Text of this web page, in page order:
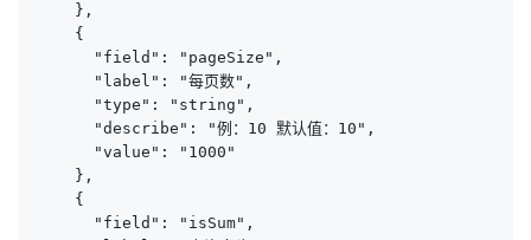
    },
    {
      "field": "pageSize",
      "label": "每页数",
      "type": "string",
      "describe": "例：10 默认值：10",
      "value": "1000"
    },
    {
      "field": "isSum",